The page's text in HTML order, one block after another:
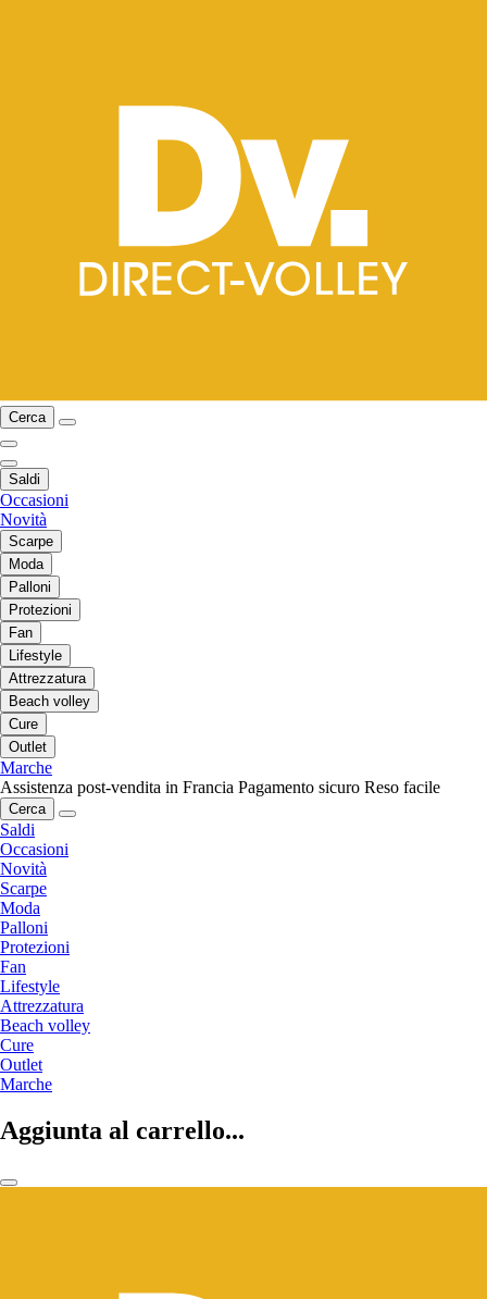
Cerca
Saldi
Occasioni
Novità
Scarpe
Moda
Palloni
Protezioni
Fan
Lifestyle
Attrezzatura
Beach volley
Cure
Outlet
Marche
Assistenza post-vendita in Francia Pagamento sicuro Reso facile
Cerca
Saldi
Occasioni
Novità
Scarpe
Moda
Palloni
Protezioni
Fan
Lifestyle
Attrezzatura
Beach volley
Cure
Outlet
Marche
Aggiunta al carrello...